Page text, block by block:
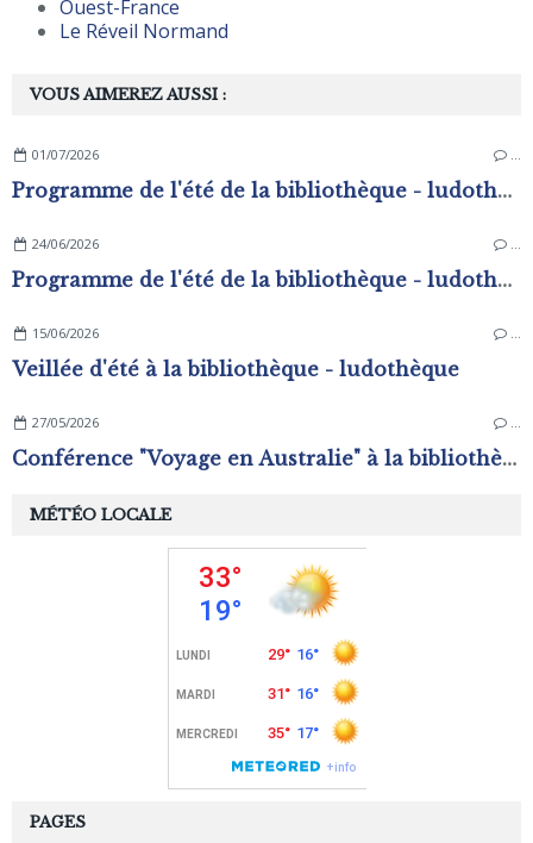
VOUS AIMEREZ AUSSI :
01/07/2026 …
Programme de l'été de la bibliothèque - ludothèque
24/06/2026 …
Programme de l'été de la bibliothèque - ludothèque
15/06/2026 …
Veillée d'été à la bibliothèque - ludothèque
27/05/2026 …
Conférence "Voyage en Australie" à la bibliothèque - ludothèque
PAGES
MÉTÉO LOCALE
Ouest-France
Le Réveil Normand